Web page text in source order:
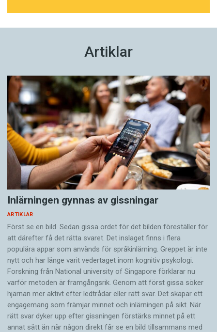
Artiklar
Inlärningen gynnas av gissningar
ARTIKLAR
Först se en bild. Sedan gissa ordet för det bilden föreställer för
att därefter få det rätta svaret. Det inslaget finns i flera
populära appar som används för språkinlärning. Greppet är inte
nytt och har länge varit vedertaget inom kognitiv psykologi.
Forskning från National university of Singa­pore förklarar nu
varför metoden är framgångsrik. Genom att först gissa ­söker
hjärnan mer aktivt ­efter ledtrådar eller rätt svar. Det skapar ett
engagemang som främjar minnet och inlärningen på sikt. När
rätt svar dyker upp efter gissningen förstärks minnet på ett
annat sätt än när någon direkt får se en bild tillsammans med